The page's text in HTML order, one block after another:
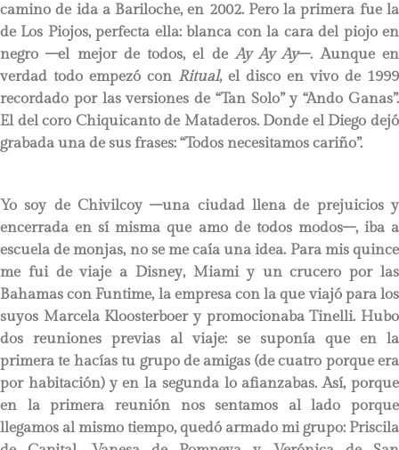
camino de ida a Bariloche, en 2002. Pero la primera fue la
de Los Piojos, perfecta ella: blanca con la cara del piojo en
negro –el mejor de todos, el deAy Ay Ay–. Aunque en
verdad todo empezó con Ritual, el disco en vivo de 1999
recordado por las versiones de “Tan Solo” y “Ando Ganas”.
El del coro Chiquicanto de Mataderos. Donde el Diego dejó
grabada una de sus frases: “Todos necesitamos cariño”.
Yo soy de Chivilcoy –una ciudad llena de prejuicios y
encerrada en sí misma que amo de todos modos–, iba a
escuela de monjas, no se me caía una idea. Para mis quince
me fui de viaje a Disney, Miami y un crucero por las
Bahamas con Funtime, la empresa con la que viajó para los
suyos Marcela Kloosterboer y promocionaba Tinelli. Hubo
dos reuniones previas al viaje: se suponía que en la
primera te hacías tu grupo de amigas (de cuatro porque era
por habitación) y en la segunda lo afianzabas. Así, porque
en la primera reunión nos sentamos al lado porque
llegamos al mismo tiempo, quedó armado mi grupo: Priscila